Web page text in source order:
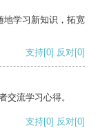
地学习新知识，拓宽
支持[0] 反对[0]
交流学习心得。
支持[0] 反对[0]